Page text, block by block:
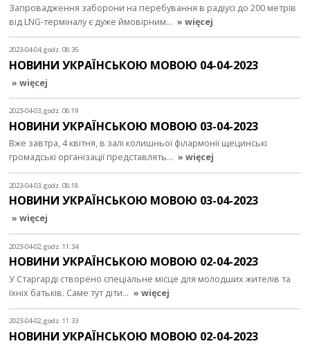
Запровадження заборони на перебування в радіусі до 200 метрів
від LNG-терміналу є дуже ймовірним… » więcej
2023-04-04, godz. 08:35
НОВИНИ УКРАЇНСЬКОЮ МОВОЮ 04-04-2023
» więcej
2023-04-03, godz. 08:19
НОВИНИ УКРАЇНСЬКОЮ МОВОЮ 03-04-2023
Вже завтра, 4 квітня, в залі колишньої філармонії щецинські
громадські організації представлять… » więcej
2023-04-03, godz. 08:18
НОВИНИ УКРАЇНСЬКОЮ МОВОЮ 03-04-2023
» więcej
2023-04-02, godz. 11:34
НОВИНИ УКРАЇНСЬКОЮ МОВОЮ 02-04-2023
У Старгарді створено спеціальне місце для молодших жителів та
їхніх батьків. Саме тут діти… » więcej
2023-04-02, godz. 11:33
НОВИНИ УКРАЇНСЬКОЮ МОВОЮ 02-04-2023